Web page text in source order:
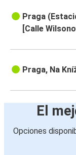
Praga
[Calle
Praga, Na
El
Opciones